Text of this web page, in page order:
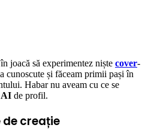
joacă să experimentez niște cover-
cunoscute și făceam primii pași în
Habar nu aveam cu ce se
AI de profil.
de creație